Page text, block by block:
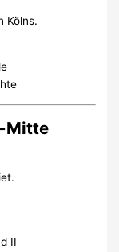
Kölns.
Mitte
II